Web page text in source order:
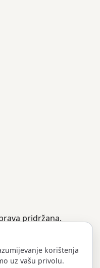
pridržana.
uputama,
korištenja
uz vašu privolu.